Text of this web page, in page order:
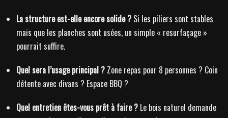
La structure est-elle encore solide ? Si les piliers sont stables
mais que les planches sont usées, un simple « resurfaçage »
pourrait suffire.
Quel sera l’usage principal ? Zone repas pour 8 personnes ? Coin
détente avec divans ? Espace BBQ ?
Quel entretien êtes-vous prêt à faire ? Le bois naturel demande